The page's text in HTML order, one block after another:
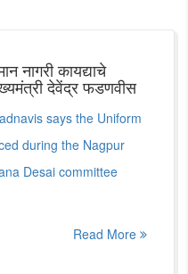
नागरी कायद्याचे
देवेंद्र फडणवीस
says the Uniform
during the Nagpur
Desai committee
Read More